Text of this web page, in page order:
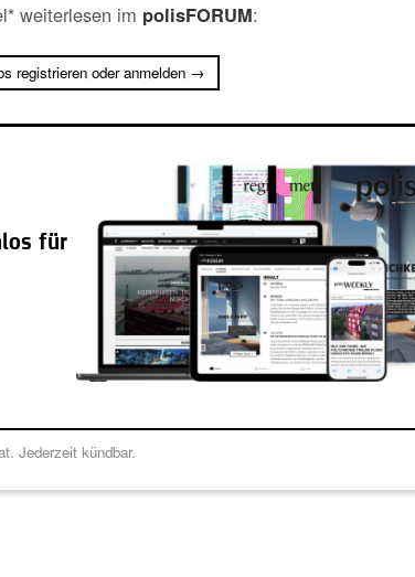
weiterlesen im polisFORUM:
registrieren oder anmelden →
für
Jederzeit kündbar.